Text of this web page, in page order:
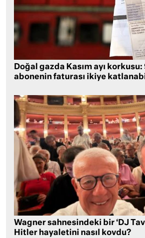
Doğal gazda Kasım ayı
abonenin faturası ikiye
Wagner sahnesindeki bir ‘DJ
Hitler hayaletini nasıl kovdu?